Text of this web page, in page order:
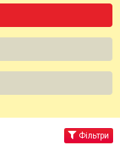
Фільтри